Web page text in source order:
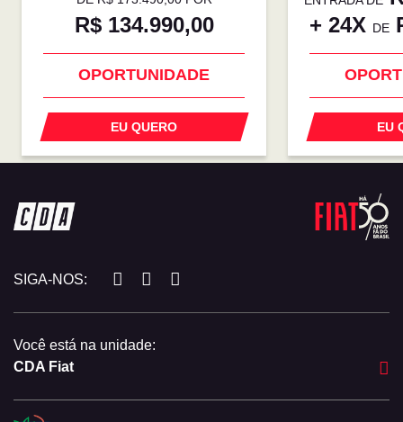
R$ 134.990,00
OPORTUNIDADE
EU QUERO
+ 24X DE
EU
SIGA-NOS:
Você está na unidade:
CDA Fiat